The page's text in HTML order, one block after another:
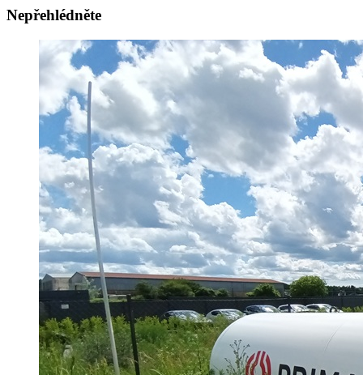
Nepřehlédněte